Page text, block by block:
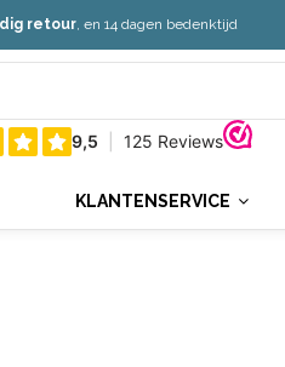
retour, en 14 dagen bedenktijd
KLANTENSERVICE